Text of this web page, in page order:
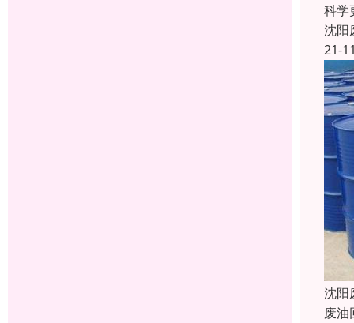
科学
沈阳
21-
沈阳
废油